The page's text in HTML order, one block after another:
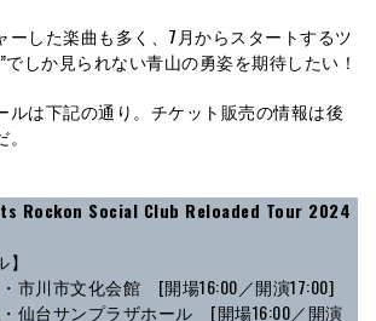
ーした楽曲も多く、7月からスタートするツ
でしか見られない青山の勇姿を期待したい！
ルは下記の通り。チケット販売の情報は後
Rockon Social Club Reloaded Tour 2024
市川市⽂化会館 [開場16:00／開演17:00]
仙台サンプラザホール [開場16:00／開演